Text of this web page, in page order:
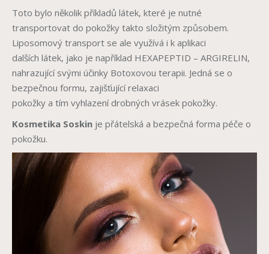
Toto bylo několik příkladů látek, které je nutné
transportovat do pokožky takto složitým způsobem.
Liposomový transport se ale využívá i k aplikaci
dalších látek, jako je například HEXAPEPTID – ARGIRELIN,
nahrazující svými účinky Botoxovou terapii. Jedná se o
bezpečnou formu, zajišťující relaxaci
pokožky a tím vyhlazení drobných vrásek pokožky.
Kosmetika Soskin je přátelská a bezpečná forma péče o
pokožku.